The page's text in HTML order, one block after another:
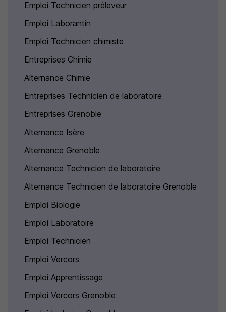
Emploi Technicien préleveur
Emploi Laborantin
Emploi Technicien chimiste
Entreprises Chimie
Alternance Chimie
Entreprises Technicien de laboratoire
Entreprises Grenoble
Alternance Isère
Alternance Grenoble
Alternance Technicien de laboratoire
Alternance Technicien de laboratoire Grenoble
Emploi Biologie
Emploi Laboratoire
Emploi Technicien
Emploi Vercors
Emploi Apprentissage
Emploi Vercors Grenoble